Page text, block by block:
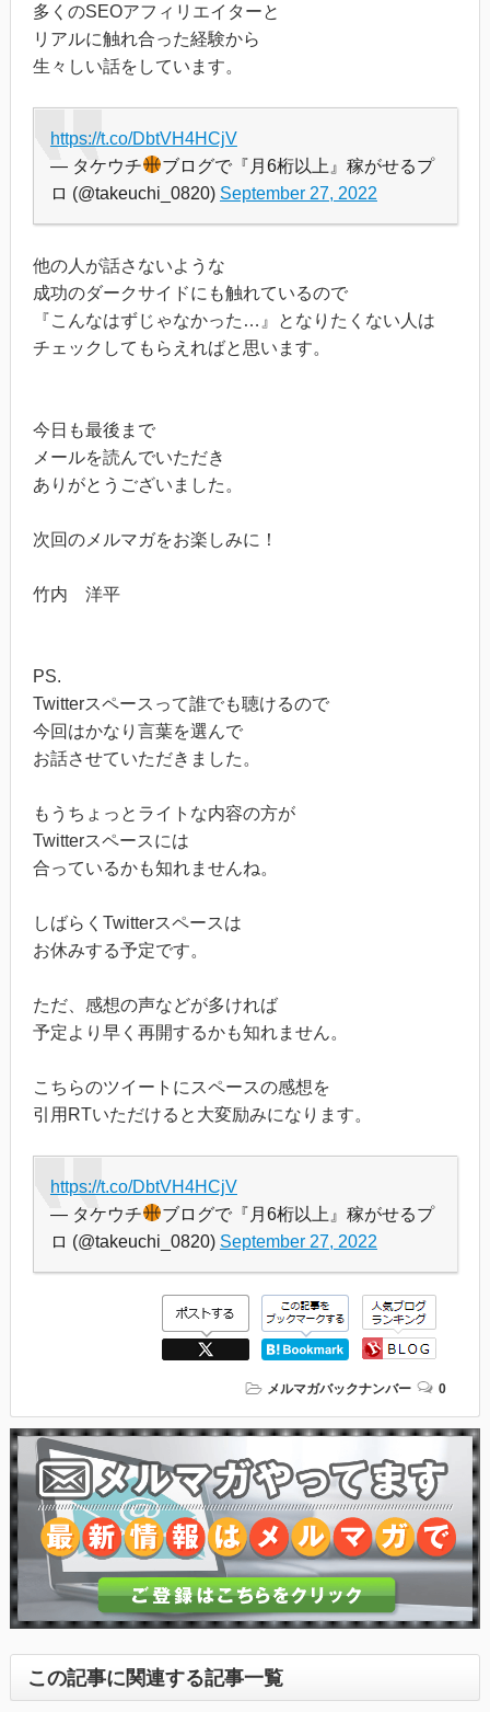
多くのSEOアフィリエイターと
リアルに触れ合った経験から
生々しい話をしています。
https://t.co/DbtVH4HCjV
— タケウチ
ブログで『月6桁以上』稼がせるプ
ロ (@takeuchi_0820) September 27, 2022
他の人が話さないような
成功のダークサイドにも触れているので
『こんなはずじゃなかった…』となりたくない人は
チェックしてもらえればと思います。
今日も最後まで
メールを読んでいただき
ありがとうございました。
次回のメルマガをお楽しみに！
竹内 洋平
PS.
Twitterスペースって誰でも聴けるので
今回はかなり言葉を選んで
お話させていただきました。
もうちょっとライトな内容の方が
Twitterスペースには
合っているかも知れませんね。
しばらくTwitterスペースは
お休みする予定です。
ただ、感想の声などが多ければ
予定より早く再開するかも知れません。
こちらのツイートにスペースの感想を
引用RTいただけると大変励みになります。
https://t.co/DbtVH4HCjV
— タケウチ
ブログで『月6桁以上』稼がせるプ
ロ (@takeuchi_0820) September 27, 2022
メルマガバックナンバー 0
この記事に関連する記事一覧